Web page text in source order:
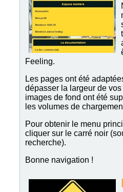
Feeling.
Les pages ont été
dépasser la largeur de
images de fond ont été
les volumes de
Pour obtenir le menu
cliquer sur le carré noir
recherche).
Bonne navigation !